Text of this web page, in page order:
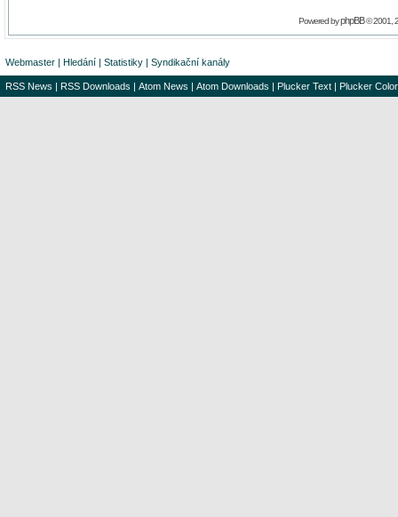
Powered byphpBB© 2001,
Webmaster | Hledání | Statistiky | Syndikační kanály
RSS News | RSS Downloads | Atom News | Atom Downloads | Plucker Text | Plucker Color